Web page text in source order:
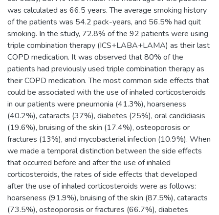
was calculated as 66.5 years. The average smoking history
of the patients was 54.2 pack-years, and 56.5% had quit
smoking. In the study, 72.8% of the 92 patients were using
triple combination therapy (ICS+LABA+LAMA) as their last
COPD medication. It was observed that 80% of the
patients had previously used triple combination therapy as
their COPD medication. The most common side effects that
could be associated with the use of inhaled corticosteroids
in our patients were pneumonia (41.3%), hoarseness
(40.2%), cataracts (37%), diabetes (25%), oral candidiasis
(19.6%), bruising of the skin (17.4%), osteoporosis or
fractures (13%), and mycobacterial infection (10.9%). When
we made a temporal distinction between the side effects
that occurred before and after the use of inhaled
corticosteroids, the rates of side effects that developed
after the use of inhaled corticosteroids were as follows:
hoarseness (91.9%), bruising of the skin (87.5%), cataracts
(73.5%), osteoporosis or fractures (66.7%), diabetes